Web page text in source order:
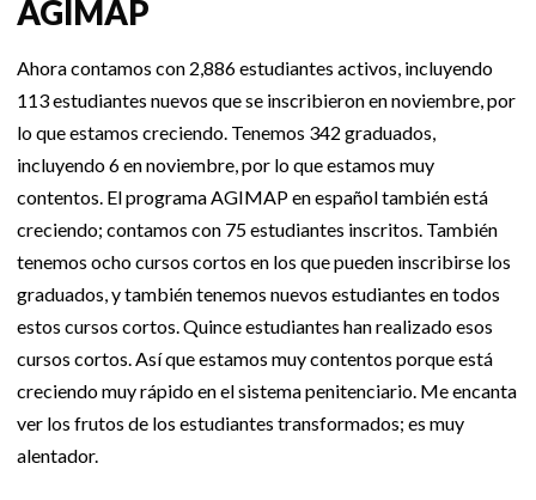
AGIMAP
Ahora contamos con 2,886 estudiantes activos, incluyendo
113 estudiantes nuevos que se inscribieron en noviembre, por
lo que estamos creciendo. Tenemos 342 graduados,
incluyendo 6 en noviembre, por lo que estamos muy
contentos. El programa AGIMAP en español también está
creciendo; contamos con 75 estudiantes inscritos. También
tenemos ocho cursos cortos en los que pueden inscribirse los
graduados, y también tenemos nuevos estudiantes en todos
estos cursos cortos. Quince estudiantes han realizado esos
cursos cortos. Así que estamos muy contentos porque está
creciendo muy rápido en el sistema penitenciario. Me encanta
ver los frutos de los estudiantes transformados; es muy
alentador.